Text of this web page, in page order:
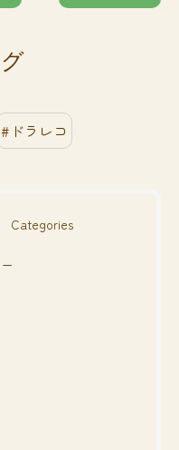
#ドラレコ
Categories